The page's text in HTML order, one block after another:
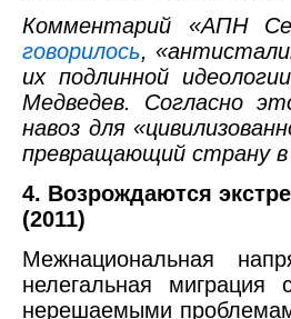
Комментарий «АПН
говорилось,
их подлинной
Медведев. Согласно
навоз для
превращающий страну
4. Возрождаются
(2011)
Межнациональная
нелегальная миграция
нерешаемыми